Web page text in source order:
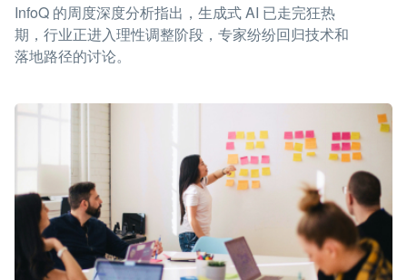
InfoQ 的周度深度分析指出，生成式 AI 已走完狂热
期，行业正进入理性调整阶段，专家纷纷回归技术和
落地路径的讨论。